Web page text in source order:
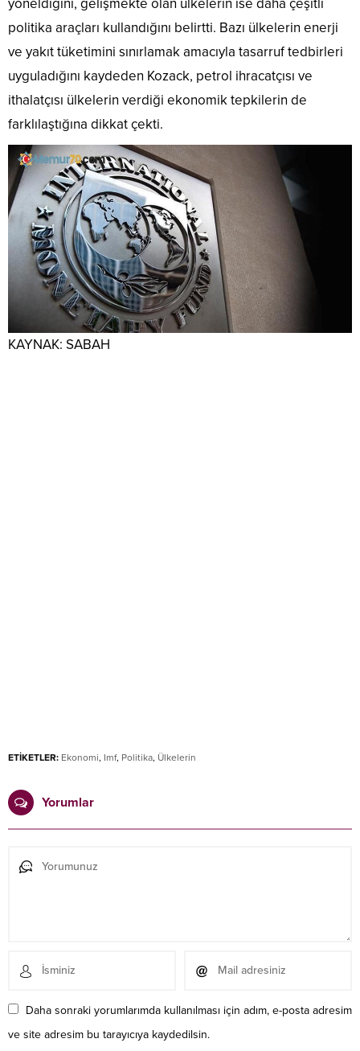
yöneldiğini, gelişmekte olan ülkelerin ise daha çeşitli
politika araçları kullandığını belirtti. Bazı ülkelerin enerji
ve yakıt tüketimini sınırlamak amacıyla tasarruf tedbirleri
uyguladığını kaydeden Kozack, petrol ihracatçısı ve
ithalatçısı ülkelerin verdiği ekonomik tepkilerin de
farklılaştığına dikkat çekti.
KAYNAK: SABAH
ETİKETLER: Ekonomi, Imf, Politika, Ülkelerin
Yorumlar
Daha sonraki yorumlarımda kullanılması için adım, e-posta adresim
ve site adresim bu tarayıcıya kaydedilsin.